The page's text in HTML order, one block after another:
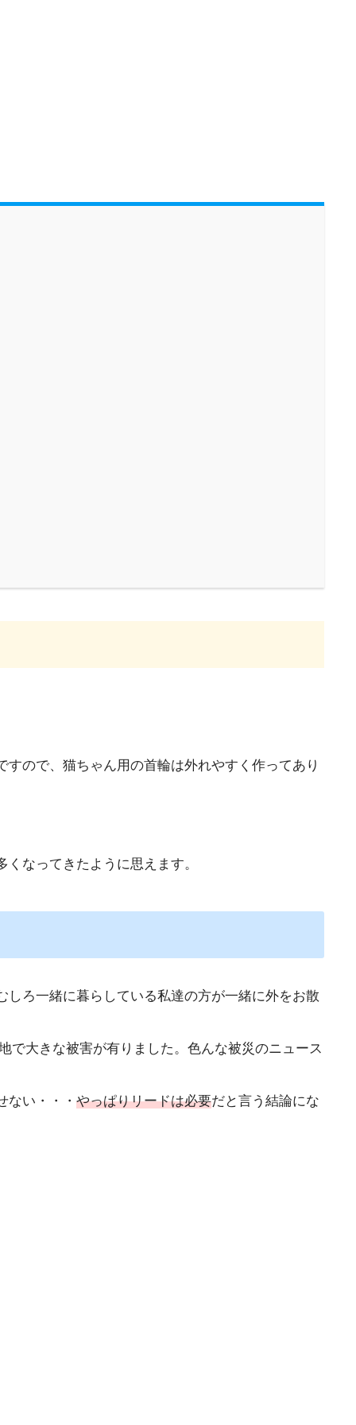
ので、猫ちゃん用の首輪は外れやすく作ってあり
なってきたように思えます。
ろ一緒に暮らしている私達の方が一緒に外をお散
で大きな被害が有りました。色んな被災のニュース
い・・・ やっぱりリードは必要だと言う結論にな